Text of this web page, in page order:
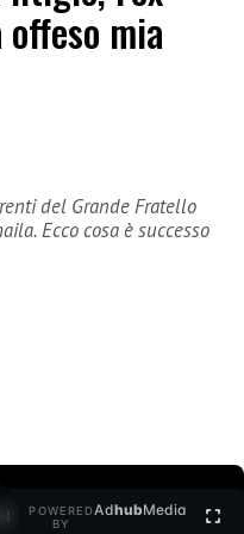
offeso mia
del Grande Fratello
Ecco cosa è successo
POWERED
BY
AdhubMedia